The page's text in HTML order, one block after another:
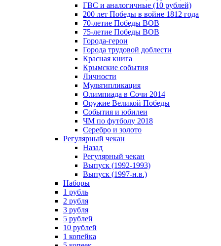
ГВС и аналогичные (10 рублей)
200 лет Победы в войне 1812 года
70-летие Победы ВОВ
75-летие Победы ВОВ
Города-герои
Города трудовой доблести
Красная книга
Крымские события
Личности
Мультипликация
Олимпиада в Сочи 2014
Оружие Великой Победы
События и юбилеи
ЧМ по футболу 2018
Серебро и золото
Регулярный чекан
Назад
Регулярный чекан
Выпуск (1992-1993)
Выпуск (1997-н.в.)
Наборы
1 рубль
2 рубля
3 рубля
5 рублей
10 рублей
1 копейка